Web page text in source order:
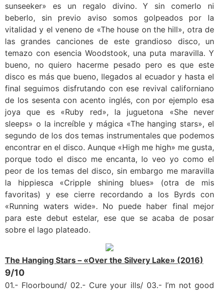
sunseeker» es un regalo divino. Y sin comerlo ni
beberlo, sin previo aviso somos golpeados por la
vitalidad y el veneno de «The house on the hill», otra de
las grandes canciones de este grandioso disco, un
temazo con esencia Woodstook, una puta maravilla. Y
bueno, no quiero hacerme pesado pero es que este
disco es más que bueno, llegados al ecuador y hasta el
final seguimos disfrutando con ese revival californiano
de los sesenta con acento inglés, con por ejemplo esa
joya que es «Ruby red», la juguetona «She never
sleeps» o la increíble y mágica «The hanging stars», el
segundo de los dos temas instrumentales que podemos
encontrar en el disco. Aunque «High me high» me gusta,
porque todo el disco me encanta, lo veo yo como el
peor de los temas del disco, sin embargo me maravilla
la hippiesca «Cripple shining blues» (otra de mis
favoritas) y ese cierre recordando a los Byrds con
«Running waters wide». No puede haber final mejor
para este debut estelar, ese que se acaba de posar
sobre el lago plateado.
The Hanging Stars – «Over the Silvery Lake» (2016)
9/10
01.- Floorbound/ 02.- Cure your ills/ 03.- I’m not good